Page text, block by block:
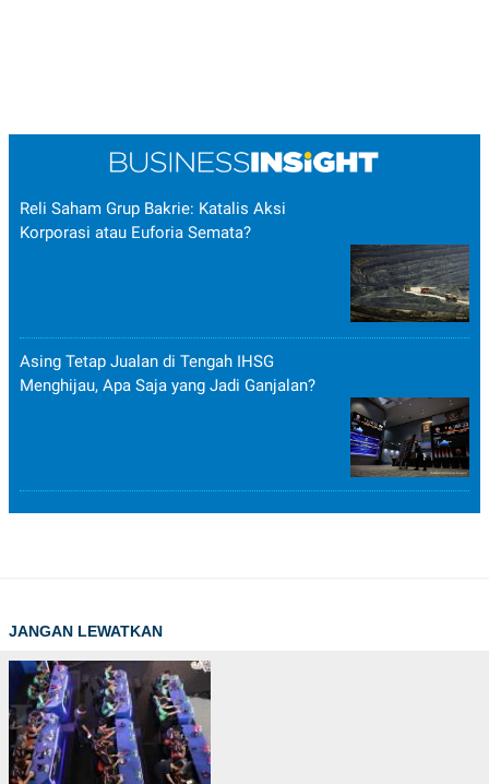
Reli Saham Grup Bakrie: Katalis Aksi
Korporasi atau Euforia Semata?
Asing Tetap Jualan di Tengah IHSG
Menghijau, Apa Saja yang Jadi Ganjalan?
JANGAN LEWATKAN